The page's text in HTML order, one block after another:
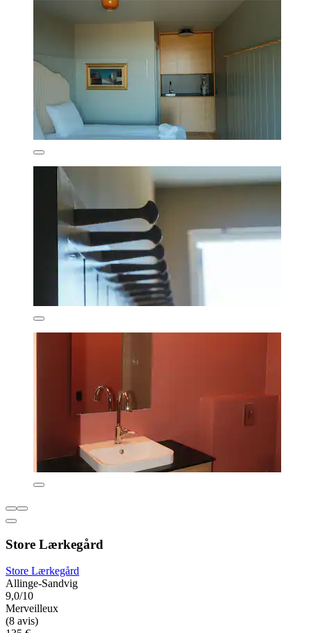
Store Lærkegård
Store Lærkegård
Allinge-Sandvig
9,0/10
Merveilleux
(8 avis)